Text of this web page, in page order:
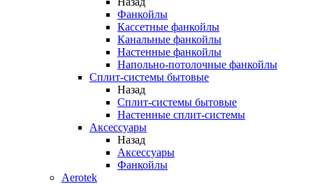
Фанкойлы
Кассетные фанкойлы
Канальные фанкойлы
Настенные фанкойлы
Напольно-потолочные фанкойлы
Сплит-системы бытовые
Назад
Сплит-системы бытовые
Настенные сплит-системы
Аксессуары
Назад
Аксессуары
Фанкойлы
Aerotek